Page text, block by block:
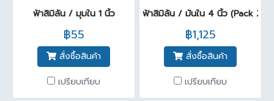
ฟ้าสิมิลัน / มุมใน 1 นิ้ว
฿55
สั่งซื้อสินค้า
เปรียบเทียบ
ฟ้าสิมิลัน / มันใน 4 นิ้ว (Pack 25)
฿1,125
สั่งซื้อสินค้า
เปรียบเทียบ